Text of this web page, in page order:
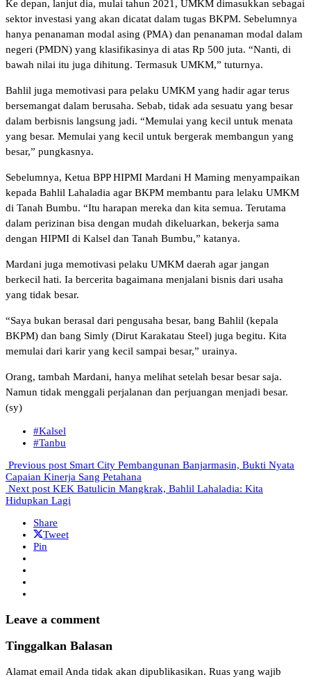
Ke depan, lanjut dia, mulai tahun 2021, UMKM dimasukkan sebagai
sektor investasi yang akan dicatat dalam tugas BKPM. Sebelumnya
hanya penanaman modal asing (PMA) dan penanaman modal dalam
negeri (PMDN) yang klasifikasinya di atas Rp 500 juta. “Nanti, di
bawah nilai itu juga dihitung. Termasuk UMKM,” tuturnya.
Bahlil juga memotivasi para pelaku UMKM yang hadir agar terus
bersemangat dalam berusaha. Sebab, tidak ada sesuatu yang besar
dalam berbisnis langsung jadi. “Memulai yang kecil untuk menata
yang besar. Memulai yang kecil untuk bergerak membangun yang
besar,” pungkasnya.
Sebelumnya, Ketua BPP HIPMI Mardani H Maming menyampaikan
kepada Bahlil Lahaladia agar BKPM membantu para lelaku UMKM
di Tanah Bumbu. “Itu harapan mereka dan kita semua. Terutama
dalam perizinan bisa dengan mudah dikeluarkan, bekerja sama
dengan HIPMI di Kalsel dan Tanah Bumbu,” katanya.
Mardani juga memotivasi pelaku UMKM daerah agar jangan
berkecil hati. Ia bercerita bagaimana menjalani bisnis dari usaha
yang tidak besar.
“Saya bukan berasal dari pengusaha besar, bang Bahlil (kepala
BKPM) dan bang Simly (Dirut Karakatau Steel) juga begitu. Kita
memulai dari karir yang kecil sampai besar,” urainya.
Orang, tambah Mardani, hanya melihat setelah besar besar saja.
Namun tidak menggali perjalanan dan perjuangan menjadi besar.
(sy)
#Kalsel
#Tanbu
Previous post Smart City Pembangunan Banjarmasin, Bukti Nyata
Capaian Kinerja Sang Petahana
Next post KEK Batulicin Mangkrak, Bahlil Lahaladia: Kita
Hidupkan Lagi
Share
Tweet
Pin
Leave a comment
Tinggalkan Balasan
Alamat email Anda tidak akan dipublikasikan. Ruas yang wajib